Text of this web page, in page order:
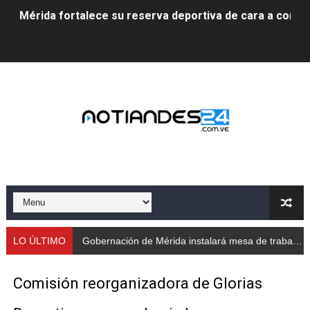
Mérida fortalece su reserva deportiva de cara a
Fundecem ofrece taller de bordado en punto de cruz
Hospital universitario muestra sus avances en visita
Instituto Nacional de Nutrición celebra Semana
Corposalud inició talleres para aspirantes al curso de
LO ÚLTIMO Gobernación de Mérida instalará mesa de trabajo con educadores jubilados
Comisión reorganizadora de Glorias